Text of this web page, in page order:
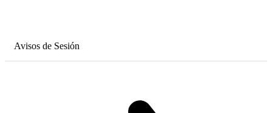
Avisos de Sesión